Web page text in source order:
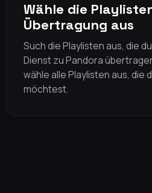
Wähle die
Übertragung aus
Such die Playlisten aus, die
Dienst zu Pandora
wähle alle Playlisten aus, die
möchtest.